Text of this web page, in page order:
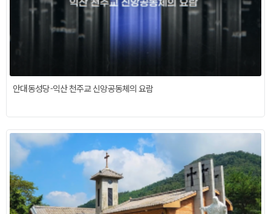
안대동성당-익산 천주교 신앙공동체의 요람